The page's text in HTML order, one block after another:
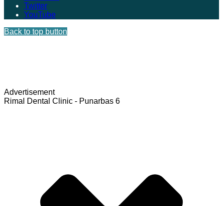
Twitter
YouTube
Back to top button
Advertisement
Rimal Dental Clinic - Punarbas 6